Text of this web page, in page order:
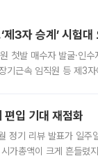
3자 승계’ 시험
첫발 매수자 발굴·인
기근속 임직원 등 제3
입 기대 재점화
정기 리뷰 발표가 일주
가총액이 크게 흔들렸